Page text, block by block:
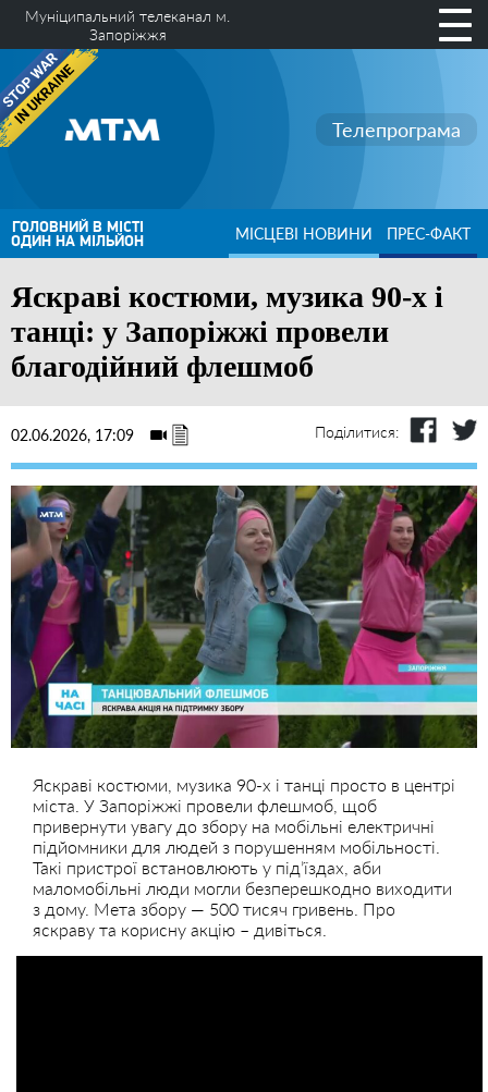
Муніципальний телеканал м.
Запоріжжя
Телепрограма
ГОЛОВНИЙ В МІСТІ
ОДИН НА МІЛЬЙОН МІСЦЕВІ НОВИНИ ПРЕС-ФАКТ
Яскраві костюми, музика 90-х і
танці: у Запоріжжі провели
благодійний флешмоб
02.06.2026, 17:09 Поділитися:
Яскраві костюми, музика 90-х і танці просто в центрі
міста. У Запоріжжі провели флешмоб, щоб
привернути увагу до збору на мобільні електричні
підйомники для людей з порушенням мобільності.
Такі пристрої встановлюють у під’їздах, аби
маломобільні люди могли безперешкодно виходити
з дому. Мета збору — 500 тисяч гривень. Про
яскраву та корисну акцію – дивіться.